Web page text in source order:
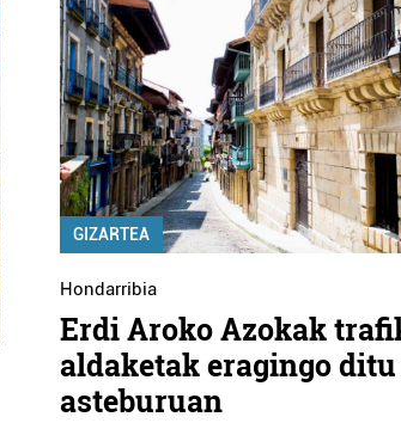
GIZARTEA
Hondarribia
Erdi Aroko Azokak
aldaketak eragingo ditu
asteburuan